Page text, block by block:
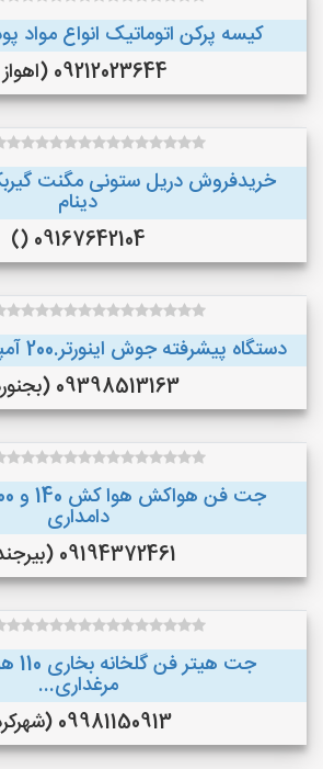
کیسه پرکن اتوماتیک انواع مواد
09212023644 (اهواز )
خریدفروش دریل ستونی مگنت
دینام
09167642104 ()
دستگاه پیشرفته جوش اینورتر.200 آمپر صبا.توان ابزار...
09398513163 (بجنورد )
دامداری
09194372461 (بیرجند )
جت
مرغداری...
09981150913 (شهرکرد)